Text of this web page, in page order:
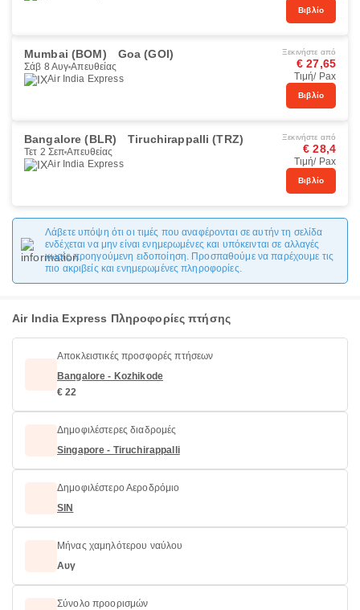
Βιβλίο
Mumbai (BOM) Goa (GOI)
Σάβ 8 Αυγ Απευθείας
Air India Express
Ξεκινήστε από
€ 27,65
Τιμή/ Pax
Βιβλίο
Bangalore (BLR) Tiruchirappalli (TRZ)
Τετ 2 Σεπ Απευθείας
Air India Express
Ξεκινήστε από
€ 28,4
Τιμή/ Pax
Βιβλίο
Λάβετε υπόψη ότι οι τιμές που αναφέρονται σε αυτήν τη σελίδα
ενδέχεται να μην είναι ενημερωμένες και υπόκεινται σε αλλαγές
χωρίς προηγούμενη ειδοποίηση. Προσπαθούμε να παρέχουμε τις
πιο ακριβείς και ενημερωμένες πληροφορίες.
Air India Express Πληροφορίες πτήσης
Αποκλειστικές προσφορές πτήσεων
Bangalore - Kozhikode
€ 22
Δημοφιλέστερες διαδρομές
Singapore - Tiruchirappalli
Δημοφιλέστερο Αεροδρόμιο
SIN
Μήνας χαμηλότερου ναύλου
Αυγ
Σύνολο προορισμών